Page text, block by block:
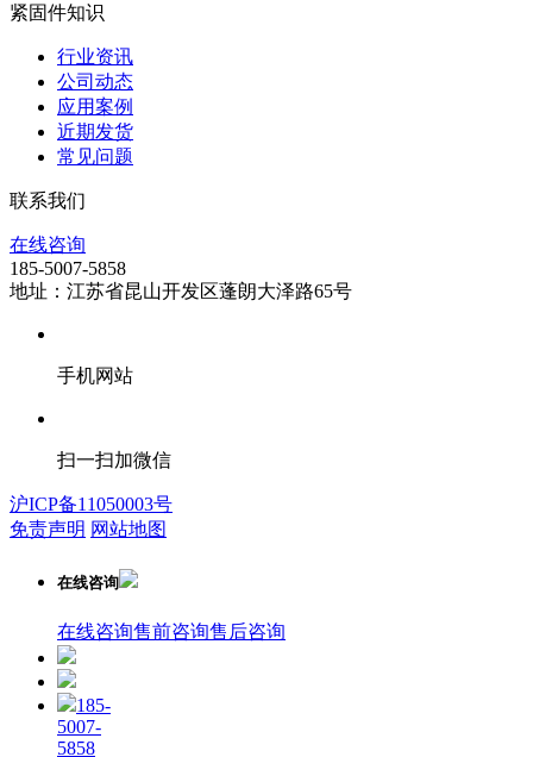
紧固件知识
行业资讯
公司动态
应用案例
近期发货
常见问题
联系我们
在线咨询
185-5007-5858
地址：江苏省昆山开发区蓬朗大泽路65号
手机网站
扫一扫加微信
沪ICP备11050003号
免责声明 网站地图
在线咨询
在线咨询售前咨询售后咨询
185-
5007-
5858